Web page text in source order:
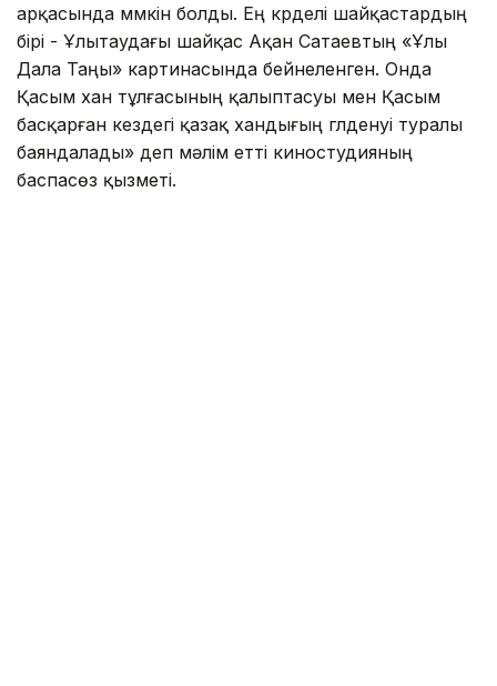
арқасында мүмкін болды. Ең күрделі шайқастардың
бірі - Ұлытаудағы шайқас Ақан Сатаевтың «Ұлы
Дала Таңы» картинасында бейнеленген. Онда
Қасым хан тұлғасының қалыптасуы мен Қасым
басқарған кездегі қазақ хандығың гүлденуі туралы
баяндалады» деп мәлім етті киностудияның
баспасөз қызметі.